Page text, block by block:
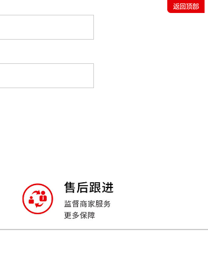
标迈进，飞速发展的光辉集团将与您